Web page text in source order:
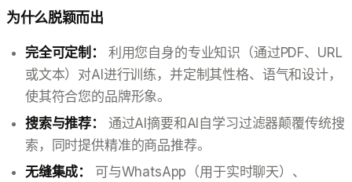
为什么脱颖而出
完全可定制：
利用您自身的专业知识（通过PDF、URL
或文本）对AI进行训练，并定制其性格、语气和设计，
使其符合您的品牌形象。
搜索与推荐：
通过AI摘要和AI自学习过滤器颠覆传统搜
索，同时提供精准的商品推荐。
无缝集成：
可与WhatsApp（用于实时聊天）、